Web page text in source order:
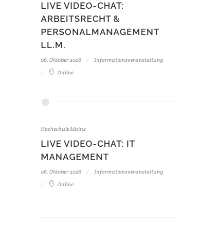
LIVE VIDEO-CHAT:
ARBEITSRECHT &
PERSONALMANAGEMENT
LL.M.
06. Oktober 2026
Informationsveranstaltung
Online
Hochschule Mainz
LIVE VIDEO-CHAT: IT
MANAGEMENT
06. Oktober 2026
Informationsveranstaltung
Online